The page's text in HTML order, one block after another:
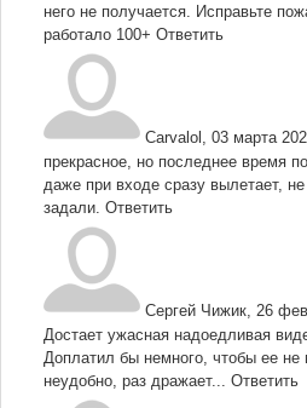
него не получается. Исправьте
работало 100+ Ответить
Carvalol , 03 марта
прекрасное, но последнее время
даже при входе сразу вылетает,
задали. Ответить
Сергей Чижик, 26
Достает ужасная надоедливая
Доплатил бы немного, чтобы ее не
неудобно, раз дражает... Ответить